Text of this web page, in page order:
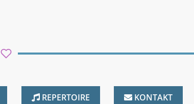
REPERTOIRE
KONTAKT